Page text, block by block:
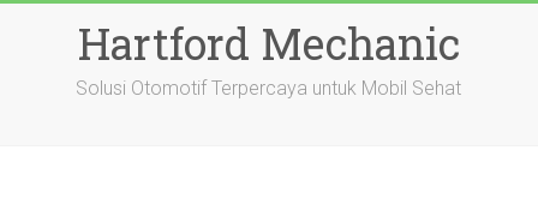
Hartford Mechanic
Solusi Otomotif Terpercaya untuk Mobil Sehat